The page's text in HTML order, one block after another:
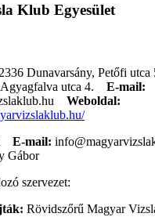
Klub Egyesület
2336 Dunavarsány, Petőfi
utca 4.
E-mail:
Weboldal:
E-mail:
Gábor
szervezet:
Rövidszőrű Magyar